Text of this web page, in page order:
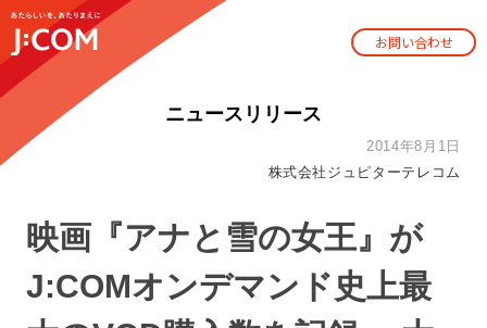
お問い合わせ
ニュースリリース
2014年8月1日
株式会社ジュピターテレコム
映画『アナと雪の女王』が
J:COMオンデマンド史上最